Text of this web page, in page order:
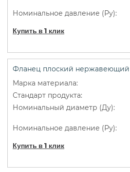
Купить в 1 клик
Фланец плоский нержавеющий
Купить в 1 клик